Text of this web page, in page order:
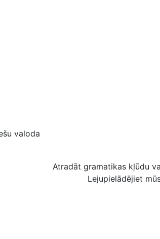
valoda
Atradāt gramatikas kļūdu
Lejupielādējiet